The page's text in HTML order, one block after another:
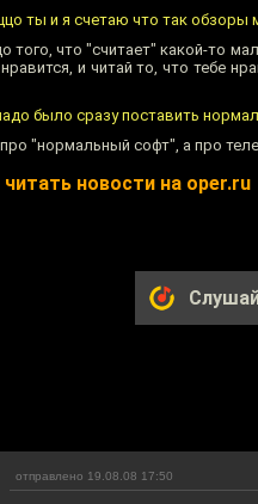
ты и я счетаю что так
того, что "считает" какой-то
нравится, и читай то, что тебе
было сразу поставить
"нормальный софт", а про
читать новости на oper.ru
отправлено 19.08.08 17:50